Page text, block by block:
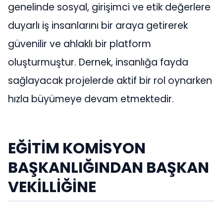
genelinde sosyal, girişimci ve etik değerlere
duyarlı iş insanlarını bir araya getirerek
güvenilir ve ahlaklı bir platform
oluşturmuştur. Dernek, insanlığa fayda
sağlayacak projelerde aktif bir rol oynarken
hızla büyümeye devam etmektedir.
EĞİTİM KOMİSYON
BAŞKANLIĞINDAN BAŞKAN
VEKİLLİĞİNE